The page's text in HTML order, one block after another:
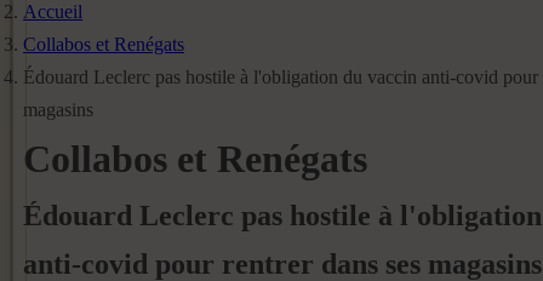
Accueil
Collabos et Renégats
Édouard Leclerc pas hostile à l'obligation du vaccin anti-covid pour
magasins
Collabos et Renégats
Édouard Leclerc pas hostile à
anti-covid pour rentrer dans ses magasins